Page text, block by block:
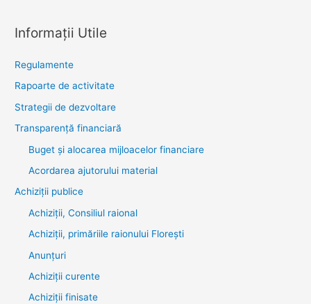
Informații Utile
Regulamente
Rapoarte de activitate
Strategii de dezvoltare
Transparenţă financiară
Buget și alocarea mijloacelor financiare
Acordarea ajutorului material
Achiziţii publice
Achiziții, Consiliul raional
Achiziții, primăriile raionului Florești
Anunțuri
Achiziții curente
Achiziții finisate